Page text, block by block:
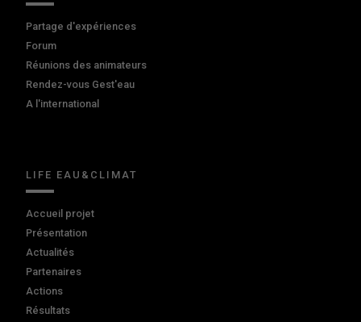
Partage d'expériences
Forum
Réunions des animateurs
Rendez-vous Gest'eau
A l'international
LIFE EAU&CLIMAT
Accueil projet
Présentation
Actualités
Partenaires
Actions
Résultats